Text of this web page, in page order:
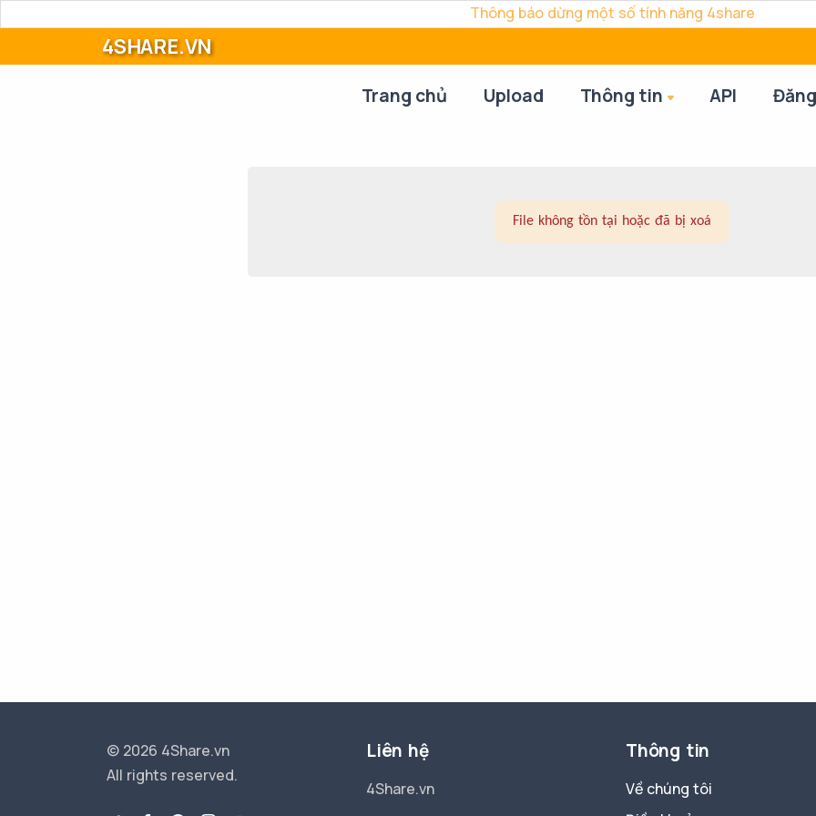
Thông báo dừng một số tính năng 4share
4SHARE.VN
Trang chủ Upload Thông tin API
File không tồn tại hoặc đã bị xoá
© 2026 4Share.vn
All rights reserved.
Liên hệ
4Share.vn
Thông tin
Về chúng tôi